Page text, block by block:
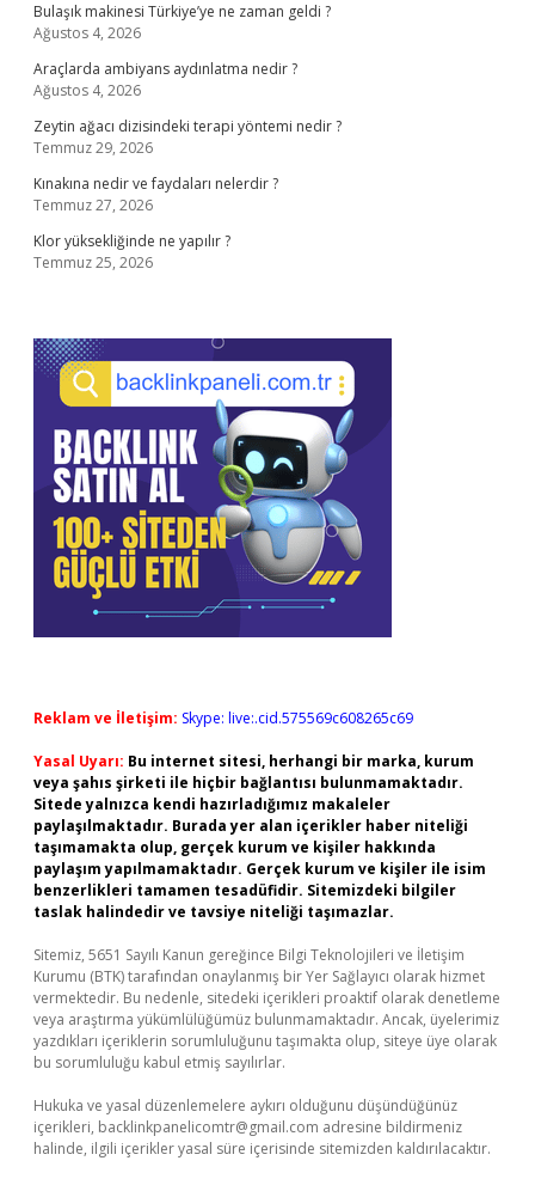
Bulaşık makinesi Türkiye’ye ne zaman geldi ?
Ağustos 4, 2026
Araçlarda ambiyans aydınlatma nedir ?
Ağustos 4, 2026
Zeytin ağacı dizisindeki terapi yöntemi nedir ?
Temmuz 29, 2026
Kınakına nedir ve faydaları nelerdir ?
Temmuz 27, 2026
Klor yüksekliğinde ne yapılır ?
Temmuz 25, 2026
Reklam ve İletişim: Skype: live:.cid.575569c608265c69
Yasal Uyarı: Bu internet sitesi, herhangi bir marka, kurum
veya şahıs şirketi ile hiçbir bağlantısı bulunmamaktadır.
Sitede yalnızca kendi hazırladığımız makaleler
paylaşılmaktadır. Burada yer alan içerikler haber niteliği
taşımamakta olup, gerçek kurum ve kişiler hakkında
paylaşım yapılmamaktadır. Gerçek kurum ve kişiler ile isim
benzerlikleri tamamen tesadüfidir. Sitemizdeki bilgiler
taslak halindedir ve tavsiye niteliği taşımazlar.
Sitemiz, 5651 Sayılı Kanun gereğince Bilgi Teknolojileri ve İletişim
Kurumu (BTK) tarafından onaylanmış bir Yer Sağlayıcı olarak hizmet
vermektedir. Bu nedenle, sitedeki içerikleri proaktif olarak denetleme
veya araştırma yükümlülüğümüz bulunmamaktadır. Ancak, üyelerimiz
yazdıkları içeriklerin sorumluluğunu taşımakta olup, siteye üye olarak
bu sorumluluğu kabul etmiş sayılırlar.
Hukuka ve yasal düzenlemelere aykırı olduğunu düşündüğünüz
içerikleri, backlinkpanelicomtr@gmail.com adresine bildirmeniz
halinde, ilgili içerikler yasal süre içerisinde sitemizden kaldırılacaktır.